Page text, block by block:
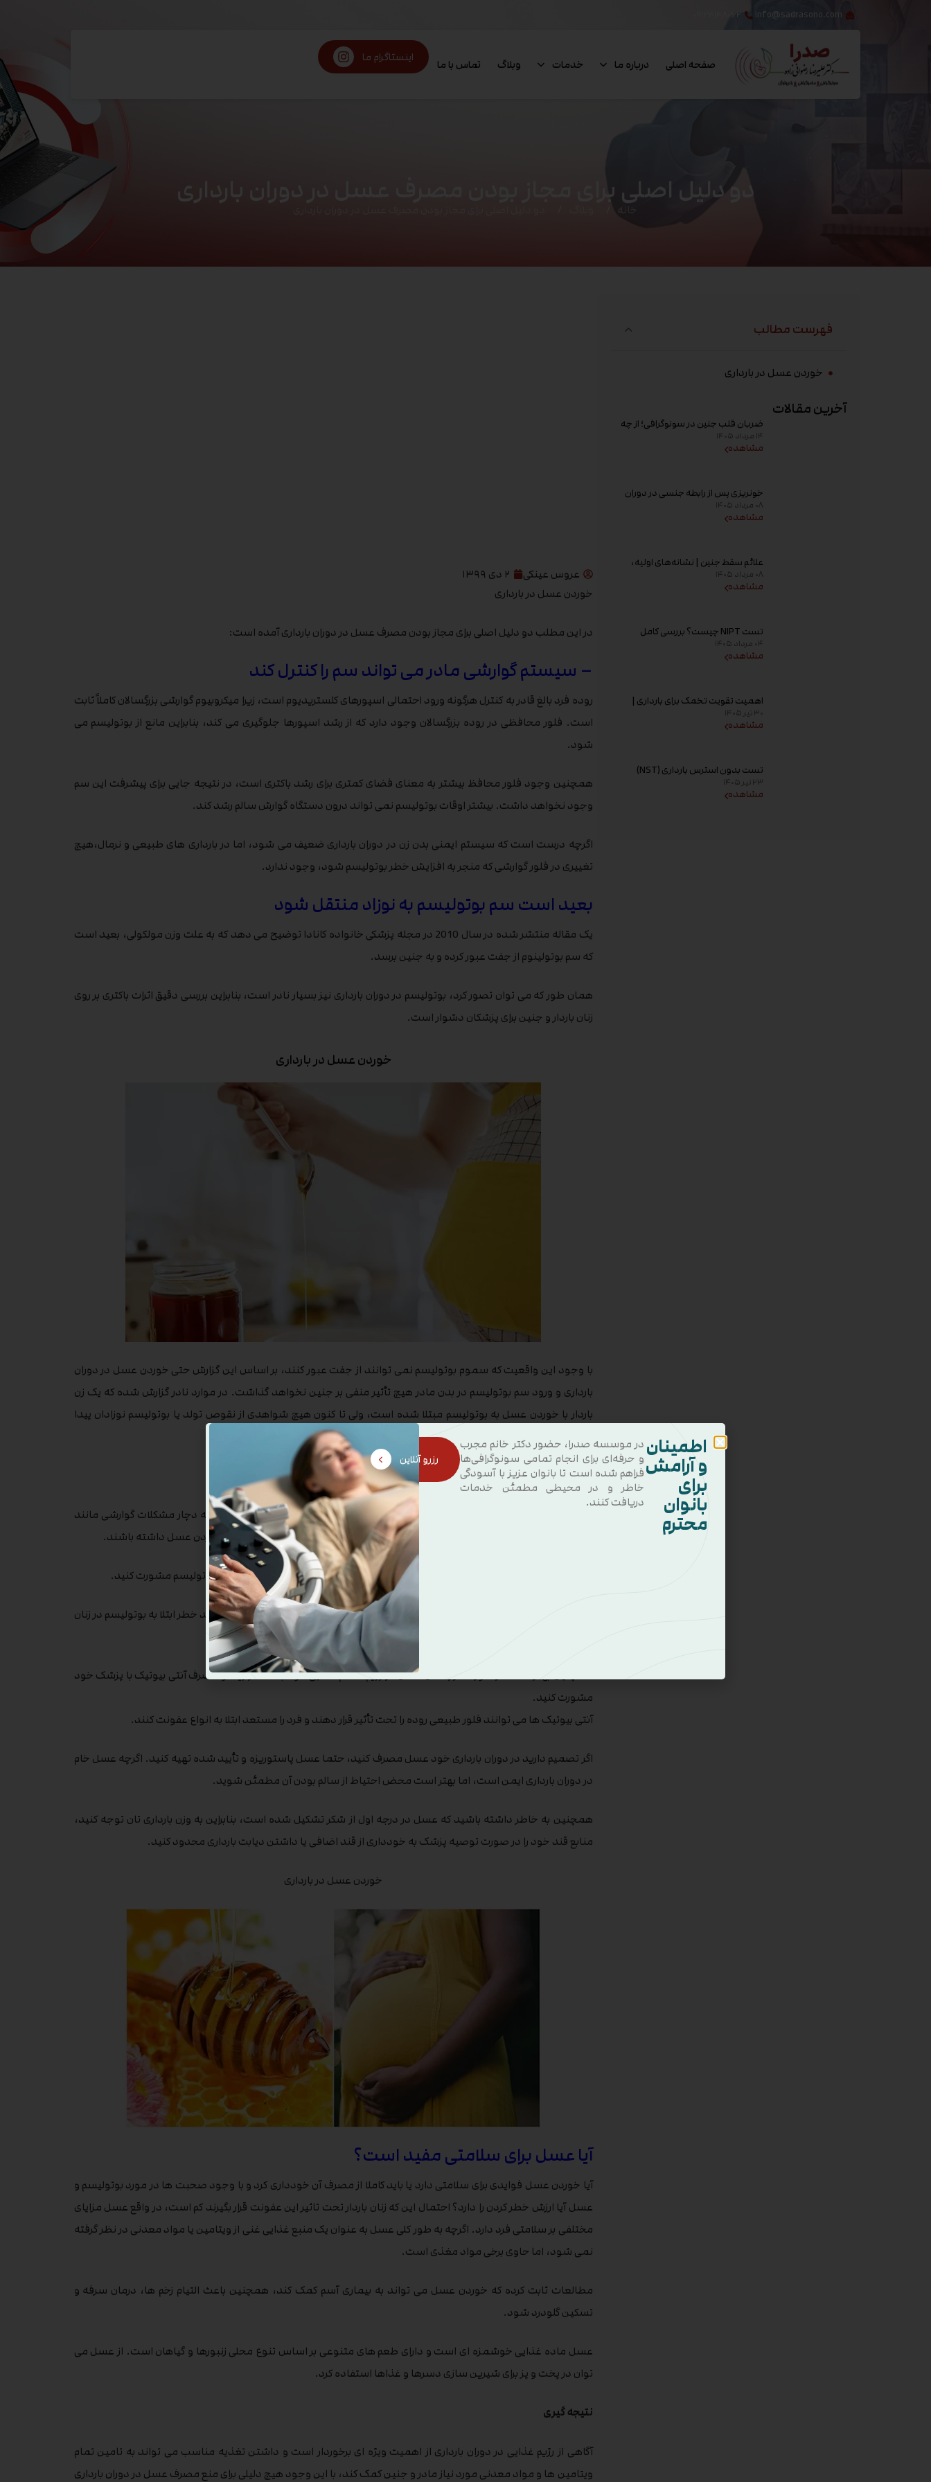
info@sadrasono.com
صفحه اصلی درباره ما خدمات وبلاگ تماس با ما
اینستاگرام ما
دو دلیل اصلی برای مجاز بودن مصرف عسل در دوران بارداری
فهرست مطالب
خوردن عسل در بارداری
آخرین مقالات
ضربان قلب جنین در سونوگرافی؛ از چه
هفته‌ای دیده می‌شود؟
۱۴ مرداد ۱۴۰۵
مشاهده
خونریزی پس از رابطه جنسی در دوران
بارداری؛ علت و زمان مراجعه به پزشک
۰۸ مرداد ۱۴۰۵
مشاهده
علائم سقط جنین | نشانه‌های اولیه،
علت خونریزی، عوامل خطر و زمان
مراجعه به پزشک
۰۸ مرداد ۱۴۰۵
مشاهده
تست NIPT چیست؟ بررسی کامل
غربالگری غیر تهاجمی پیش از تولد،
زمان انجام و تفسیر جواب
۰۴ مرداد ۱۴۰۵
مشاهده
اهمیت تقویت تخمک برای بارداری |
راهکارهای افزایش کیفیت تخمک و
شانس باروری
۳۰ تیر ۱۴۰۵
مشاهده
تست بدون استرس بارداری (NST)
چیست؟ زمان انجام و تفسیر نتیجه
۲۳ تیر ۱۴۰۵
مشاهده
عروس عینکی
۲ دی ۱۳۹۹
خوردن عسل در بارداری
در این مطلب دو دلیل اصلی برای مجاز بودن مصرف عسل در دوران بارداری آمده است:
– سیستم گوارشی مادر می تواند سم را کنترل کند
روده فرد بالغ قادر به کنترل هرگونه ورود احتمالی اسپورهای کلستریدیوم است، زیرا میکروبیوم گوارشی بزرگسالان کاملاً ثابت
است. فلور محافظی در روده بزرگسالان وجود دارد که از رشد اسپورها جلوگیری می کند، بنابراین مانع از بوتولیسم می
شود.
همچنین وجود فلور محافظ بیشتر به معنای فضای کمتری برای رشد باکتری است، در نتیجه جایی برای پیشرفت این سم
وجود نخواهد داشت. بیشتر اوقات بوتولیسم نمی تواند درون دستگاه گوارش سالم رشد کند.
اگرچه درست است که سیستم ایمنی بدن زن در دوران بارداری ضعیف می شود، اما در بارداری های طبیعی و نرمال،هیچ
تغییری در فلور گوارشی که منجر به افزایش خطر بوتولیسم شود، وجود ندارد.
بعید است سم بوتولیسم به نوزاد منتقل شود
یک مقاله منتشر شده در سال 2010 در مجله پزشکی خانواده کانادا توضیح می دهد که به علت وزن مولکولی، بعید است
که سم بوتولینوم از جفت عبور کرده و به جنین برسد.
همان طور که می توان تصور کرد، بوتولیسم در دوران بارداری نیز بسیار نادر است، بنابراین بررسی دقیق اثرات باکتری بر روی
زنان باردار و جنین برای پزشکان دشوار است.
خوردن عسل در بارداری
با وجود این واقعیت که سموم بوتولیسم نمی توانند از جفت عبور کنند، بر اساس این گزارش حتی خوردن عسل در دوران
بارداری و ورود سم بوتولیسم در بدن مادر هیچ تأثیر منفی بر جنین نخواهد گذاشت. در موارد نادر گزارش شده که یک زن
باردار با خوردن عسل به بوتولیسم مبتلا شده است، ولی تا کنون هیچ شواهدی از نقوص تولد یا بوتولیسم نوزادان پیدا
نشده است.
نکات ایمنی
در حالی که به طور کلی مصرف عسل در دوران بارداری مجاز تلقی شده است، زنان بارداری که دچار مشکلات گوارشی مانند
با پزشک در مورد توصیه های مصرف عسل در دوران بارداری و افزایش خطر عفونت با سم بوتولیسم مشورت کنید.
هر شرایطی که دستگاه گوارش یا فلور را مختل کند، مانند اختلال ایمنی یا ساختاری، می تواند خطر ابتلا به بوتولیسم در زنان
همچنین بهتر است در صورت قرار دادن عسل در رژیم منظم غذایی خود به مقدار زیاد و مصرف آنتی بیوتیک با پزشک خود
مشورت کنید.
آنتی بیوتیک ها می توانند فلور طبیعی روده را تحت تأثیر قرار دهند و فرد را مستعد ابتلا به انواع عفونت کنند.
اگر تصمیم دارید در دوران بارداری خود عسل مصرف کنید، حتما عسل پاستوریزه و تأیید شده تهیه کنید. اگرچه عسل خام
در دوران بارداری ایمن است، اما بهتر است محض احتیاط از سالم بودن آن مطمئن شوید.
همچنین به خاطر داشته باشید که عسل در درجه اول از شکر تشکیل شده است، بنابراین به وزن بارداری تان توجه کنید،
منابع قند خود را در صورت توصیه پزشک به خودداری از قند اضافی یا داشتن دیابت بارداری محدود کنید.
خوردن عسل در بارداری
آیا عسل برای سلامتی مفید است؟
آیا خوردن عسل فوایدی برای سلامتی دارد یا باید کاملا از مصرف آن خودداری کرد و با وجود صحبت ها در مورد بوتولیسم و
عسل آیا ارزش خطر کردن را دارد؟ احتمال این که زنان باردار تحت تاثیر این عفونت قرار بگیرند کم است، در واقع عسل مزایای
مختلفی بر سلامتی فرد دارد. اگرچه به طور کلی عسل به عنوان یک منبع غذایی غنی از ویتامین یا مواد معدنی در نظر گرفته
نمی شود، اما حاوی برخی مواد مغذی است.
مطالعات ثابت کرده که خوردن عسل می تواند به بیماری آسم کمک کند، همچنین باعث التیام زخم ها، درمان سرفه و
تسکین گلودرد شود.
عسل ماده غذایی خوشمزه ای است و دارای طعم های متنوعی بر اساس تنوع محلی زنبورها و گیاهان است. از عسل می
توان در پخت و پز برای شیرین سازی دسرها و غذاها استفاده کرد.
نتیجه گیری
آگاهی از رژیم غذایی در دوران بارداری از اهمیت ویژه ای برخوردار است و داشتن تغذیه مناسب می تواند به تامین تمام
ویتامین ها و مواد معدنی مورد نیاز مادر و جنین کمک کند، با این وجود هیچ دلیلی برای منع مصرف عسل در دوران بارداری
اطمینان
و آرامش
برای
بانوان
محترم
در موسسه صدرا، حضور دکتر خانم مجرب
و حرفه‌ای برای انجام تمامی سونوگرافی‌ها
فراهم شده است تا بانوان عزیز با آسودگی
خاطر و در محیطی مطمئن خدمات
دریافت کنند.
رزرو آنلاین